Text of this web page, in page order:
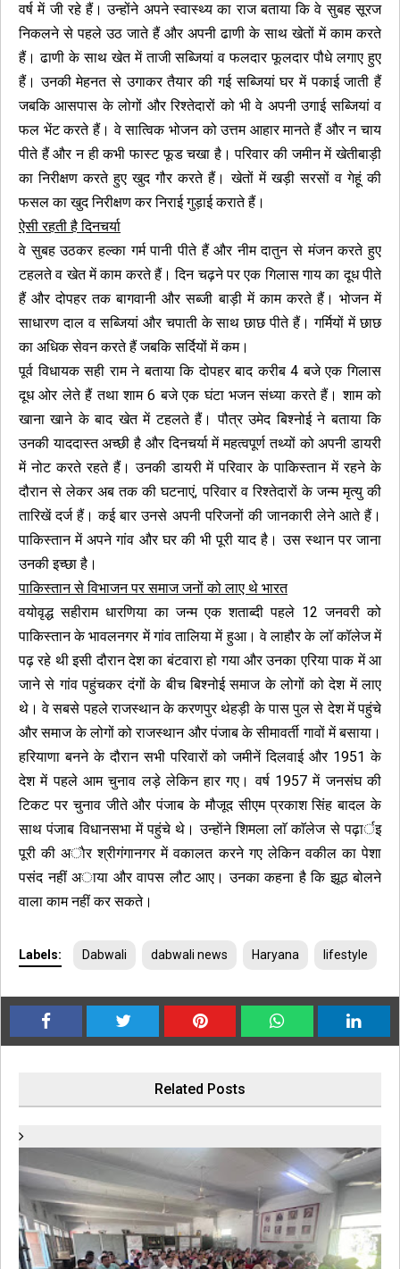
वर्ष में जी रहे हैं। उन्होंने अपने स्वास्थ्य का राज बताया कि वे सुबह सूरज
निकलने से पहले उठ जाते हैं और अपनी ढाणी के साथ खेतों में काम करते
हैं। ढाणी के साथ खेत में ताजी सब्जियां व फलदार फूलदार पौधे लगाए हुए
हैं। उनकी मेहनत से उगाकर तैयार की गई सब्जियां घर में पकाई जाती हैं
जबकि आसपास के लोगों और रिश्तेदारों को भी वे अपनी उगाई सब्जियां व
फल भेंट करते हैं। वे सात्विक भोजन को उत्तम आहार मानते हैं और न चाय
पीते हैं और न ही कभी फास्ट फूड चखा है। परिवार की जमीन में खेतीबाड़ी
का निरीक्षण करते हुए खुद गौर करते हैं। खेतों में खड़ी सरसों व गेहूं की
फसल का खुद निरीक्षण कर निराई गुड़ाई कराते हैं।
ऐसी रहती है दिनचर्या
वे सुबह उठकर हल्का गर्म पानी पीते हैं और नीम दातुन से मंजन करते हुए
टहलते व खेत में काम करते हैं। दिन चढ़ने पर एक गिलास गाय का दूध पीते
हैं और दोपहर तक बागवानी और सब्जी बाड़ी में काम करते हैं। भोजन में
साधारण दाल व सब्जियां और चपाती के साथ छाछ पीते हैं। गर्मियों में छाछ
का अधिक सेवन करते हैं जबकि सर्दियों में कम।
पूर्व विधायक सही राम ने बताया कि दोपहर बाद करीब 4 बजे एक गिलास
दूध ओर लेते हैं तथा शाम 6 बजे एक घंटा भजन संध्या करते हैं। शाम को
खाना खाने के बाद खेत में टहलते हैं। पौत्र उमेद बिश्नोई ने बताया कि
उनकी याददास्त अच्छी है और दिनचर्या में महत्वपूर्ण तथ्यों को अपनी डायरी
में नोट करते रहते हैं। उनकी डायरी में परिवार के पाकिस्तान में रहने के
दौरान से लेकर अब तक की घटनाएं, परिवार व रिश्तेदारों के जन्म मृत्यु की
तारिखें दर्ज हैं। कई बार उनसे अपनी परिजनों की जानकारी लेने आते हैं।
पाकिस्तान में अपने गांव और घर की भी पूरी याद है। उस स्थान पर जाना
उनकी इच्छा है।
पाकिस्तान से विभाजन पर समाज जनों को लाए थे भारत
वयोवृद्ध सहीराम धारणिया का जन्म एक शताब्दी पहले 12 जनवरी को
पाकिस्तान के भावलनगर में गांव तालिया में हुआ। वे लाहौर के लॉ कॉलेज में
पढ़ रहे थी इसी दौरान देश का बंटवारा हो गया और उनका एरिया पाक में आ
जाने से गांव पहुंचकर दंगों के बीच बिश्नोई समाज के लोगों को देश में लाए
थे। वे सबसे पहले राजस्थान के करणपुर थेहड़ी के पास पुल से देश में पहुंचे
और समाज के लोगों को राजस्थान और पंजाब के सीमावर्ती गावों में बसाया।
हरियाणा बनने के दौरान सभी परिवारों को जमीनें दिलवाई और 1951 के
देश में पहले आम चुनाव लड़े लेकिन हार गए। वर्ष 1957 में जनसंघ की
टिकट पर चुनाव जीते और पंजाब के मौजूद सीएम प्रकाश सिंह बादल के
साथ पंजाब विधानसभा में पहुंचे थे। उन्हाेंने शिमला लाॅ काॅलेज से पढ़ार्इ
पूरी की अाैर श्रीगंगानगर में वकालत करने गए लेकिन वकील का पेशा
पसंद नहीं अाया और वापस लौट आए। उनका कहना है कि झूठ बोलने
वाला काम नहीं कर सकते।
Labels: Dabwali dabwali news Haryana lifestyle
Related Posts